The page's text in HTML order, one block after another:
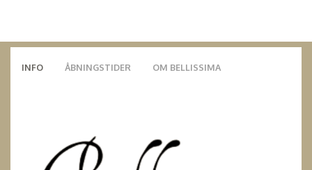
INFO ÅBNINGSTIDER OM BELLISSIMA